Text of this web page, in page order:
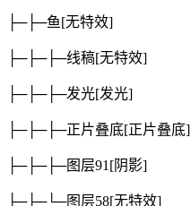
├─├─鱼[无特效]
├─├─├─线稿[无特效]
├─├─├─发光[发光]
├─├─├─正片叠底[正片叠底]
├─├─├─图层91 [阴影]
├─├─└─图层58[无特效]